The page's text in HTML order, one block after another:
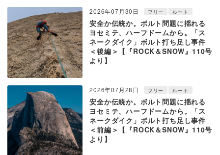
2026年07月30日 フリー ルート
安全か伝統か。ボルト問題に揺れる
ヨセミテ、ハーフドームから。「ス
ネークダイク」ボルト打ち足し事件
＜後編＞【『ROCK＆SNOW』110号
より】
2026年07月28日 フリー ルート
安全か伝統か。ボルト問題に揺れる
ヨセミテ、ハーフドームから。「ス
ネークダイク」ボルト打ち足し事件
＜前編＞【『ROCK＆SNOW』110号
より】